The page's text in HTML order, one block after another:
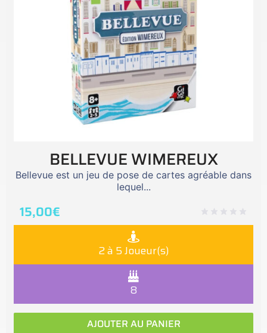
BELLEVUE WIMEREUX
Bellevue est un jeu de pose de cartes agréable dans
lequel...
15,00€
2 à 5 Joueur(s)
8
AJOUTER AU PANIER